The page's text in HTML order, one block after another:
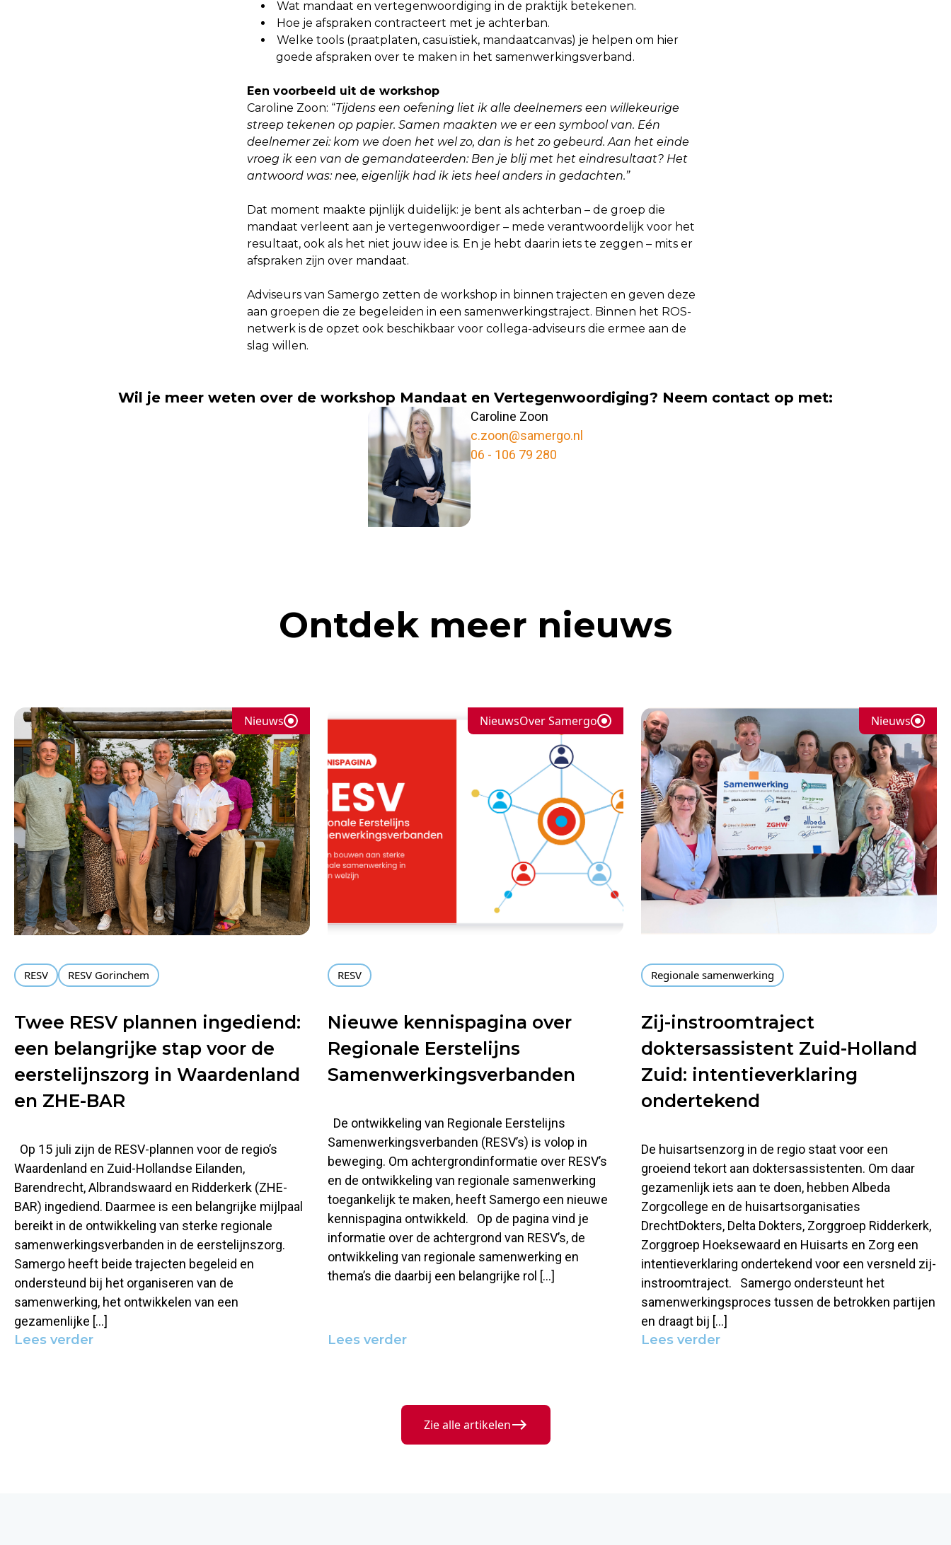
Wat mandaat en vertegenwoordiging in de praktijk betekenen.
Hoe je afspraken contracteert met je achterban.
Welke tools (praatplaten, casuïstiek, mandaatcanvas) je helpen om hier
goede afspraken over te maken in het samenwerkingsverband.
Een voorbeeld uit de workshop
Caroline Zoon: “Tijdens een oefening liet ik alle deelnemers een willekeurige
streep tekenen op papier. Samen maakten we er een symbool van. Eén
deelnemer zei: kom we doen het wel zo, dan is het zo gebeurd. Aan het einde
vroeg ik een van de gemandateerden: Ben je blij met het eindresultaat? Het
antwoord was: nee, eigenlijk had ik iets heel anders in gedachten.”
Dat moment maakte pijnlijk duidelijk: je bent als achterban – de groep die
mandaat verleent aan je vertegenwoordiger – mede verantwoordelijk voor het
resultaat, ook als het niet jouw idee is. En je hebt daarin iets te zeggen – mits er
afspraken zijn over mandaat.
Adviseurs van Samergo zetten de workshop in binnen trajecten en geven deze
aan groepen die ze begeleiden in een samenwerkingstraject. Binnen het ROS-
netwerk is de opzet ook beschikbaar voor collega-adviseurs die ermee aan de
slag willen.
Wil je meer weten over de workshop Mandaat en Vertegenwoordiging? Neem contact op met:
Caroline Zoon
c.zoon@samergo.nl
06 - 106 79 280
Ontdek meer nieuws
Nieuws
RESV RESV Gorinchem
Twee RESV plannen ingediend:
een belangrijke stap voor de
eerstelijnszorg in Waardenland
en ZHE-BAR
Op 15 juli zijn de RESV-plannen voor de regio’s
Waardenland en Zuid-Hollandse Eilanden,
Barendrecht, Albrandswaard en Ridderkerk (ZHE-
BAR) ingediend. Daarmee is een belangrijke mijlpaal
bereikt in de ontwikkeling van sterke regionale
samenwerkingsverbanden in de eerstelijnszorg.
Samergo heeft beide trajecten begeleid en
ondersteund bij het organiseren van de
samenwerking, het ontwikkelen van een
gezamenlijke […]
Lees verder
NieuwsOver Samergo
RESV
Nieuwe kennispagina over
Regionale Eerstelijns
Samenwerkingsverbanden
De ontwikkeling van Regionale Eerstelijns
Samenwerkingsverbanden (RESV’s) is volop in
beweging. Om achtergrondinformatie over RESV’s
en de ontwikkeling van regionale samenwerking
toegankelijk te maken, heeft Samergo een nieuwe
kennispagina ontwikkeld. Op de pagina vind je
informatie over de achtergrond van RESV’s, de
ontwikkeling van regionale samenwerking en
thema’s die daarbij een belangrijke rol […]
Lees verder
Nieuws
Regionale samenwerking
Zij-instroomtraject
doktersassistent Zuid-Holland
Zuid: intentieverklaring
ondertekend
De huisartsenzorg in de regio staat voor een
groeiend tekort aan doktersassistenten. Om daar
gezamenlijk iets aan te doen, hebben Albeda
Zorgcollege en de huisartsorganisaties
DrechtDokters, Delta Dokters, Zorggroep Ridderkerk,
Zorggroep Hoeksewaard en Huisarts en Zorg een
intentieverklaring ondertekend voor een versneld zij-
instroomtraject. Samergo ondersteunt het
samenwerkingsproces tussen de betrokken partijen
en draagt bij […]
Lees verder
Zie alle artikelen